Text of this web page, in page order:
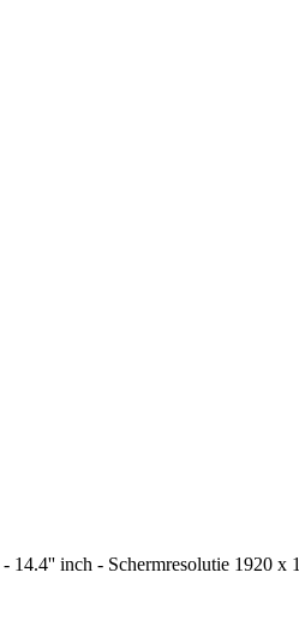
inch - Schermresolutie 1920 x